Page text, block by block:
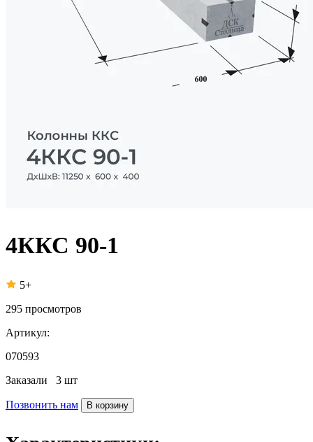
4ККС 90-1
5+
295 просмотров
Артикул:
070593
Заказали 3 шт
Позвонить нам В корзину